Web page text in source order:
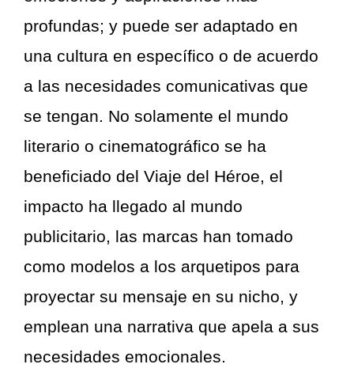
profundas; y puede ser adaptado en
una cultura en específico o de acuerdo
a las necesidades comunicativas que
se tengan. No solamente el mundo
literario o cinematográfico se ha
beneficiado del Viaje del Héroe, el
impacto ha llegado al mundo
publicitario, las marcas han tomado
como modelos a los arquetipos para
proyectar su mensaje en su nicho, y
emplean una narrativa que apela a sus
necesidades emocionales.